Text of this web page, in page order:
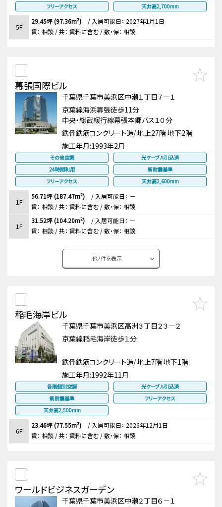
フリーアクセス
天井高2,700mm
5F
29.45坪 (97.36m²) / 入居可能日： 2027年1月1日
賃： 相談 / 共： 賃料に含む / 敷・保： 相談
幕張国際ビル
千葉県千葉市美浜区中瀬１丁目７－１
京葉線海浜幕張徒歩11分
中央・総武緩行線幕張本郷バス１０分
鉄骨鉄筋コンクリート造/ 地上27階 地下2階
施工年月:1993年2月
その他空調
光ケーブル引込済
24時間利用
新耐震基準
フリーアクセス
天井高2,600mm
1F
56.71坪 (187.47m²) / 入居可能日： －
賃： 相談 / 共： 賃料に含む / 敷・保： 相談
1F
31.52坪 (104.20m²) / 入居可能日： －
賃： 相談 / 共： 賃料に含む / 敷・保： 相談
他7件を表示
稲毛海岸ビル
千葉県千葉市美浜区高洲３丁目２３－２
京葉線稲毛海岸徒歩１分
鉄骨鉄筋コンクリート造/ 地上7階 地下1階
施工年月:1992年11月
各階個別空調
光ケーブル引込済
新耐震基準
フリーアクセス
天井高2,500mm
6F
23.46坪 (77.55m²) / 入居可能日： 2026年12月1日
賃： 相談 / 共： 賃料に含む / 敷・保： 相談
ワールドビジネスガーデン
千葉県千葉市美浜区中瀬２丁目６－１